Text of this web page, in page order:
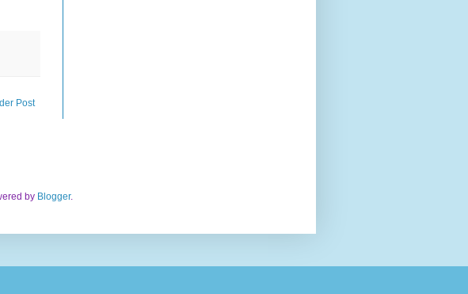
Post
by Blogger.